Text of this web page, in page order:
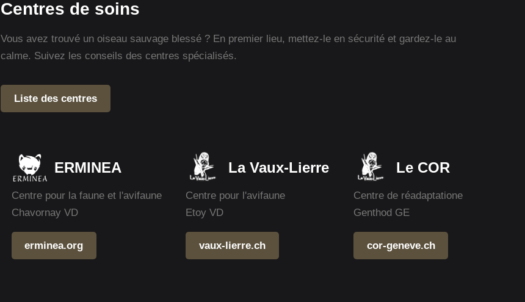
Centres de soins
Vous avez trouvé un oiseau sauvage blessé ? En premier lieu, mettez-le en sécurité et gardez-le au
calme. Suivez les conseils des centres spécialisés.
Liste des centres
ERMINEA
Centre pour la faune et l'avifaune
Chavornay VD
erminea.org
La Vaux-Lierre
Centre pour l'avifaune
Etoy VD
vaux-lierre.ch
Le COR
Centre de réadaptatione
Genthod GE
cor-geneve.ch